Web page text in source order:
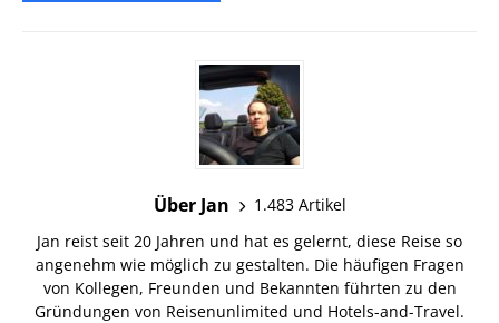
Über Jan
1.483 Artikel
Jan reist seit 20 Jahren und hat es gelernt, diese Reise so
angenehm wie möglich zu gestalten. Die häufigen Fragen
von Kollegen, Freunden und Bekannten führten zu den
Gründungen von Reisenunlimited und Hotels-and-Travel.